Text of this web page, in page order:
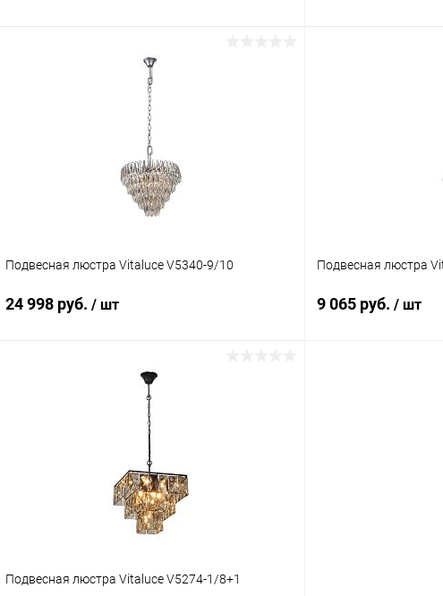
В корзину
Подвесная люстра Vitaluce V5340-9/10
24 998 руб. / шт
В корзину
Подвесная люстра
9 065 руб. / шт
Подвесная люстра Vitaluce V5274-1/8+1